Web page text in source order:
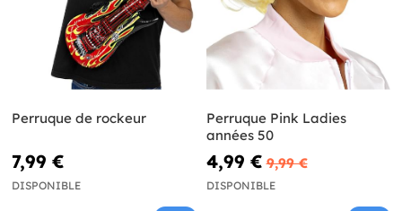
Perruque de rockeur
7,99 €
DISPONIBLE
Perruque Pink Ladies
années 50
4,99 € 9,99 €
DISPONIBLE